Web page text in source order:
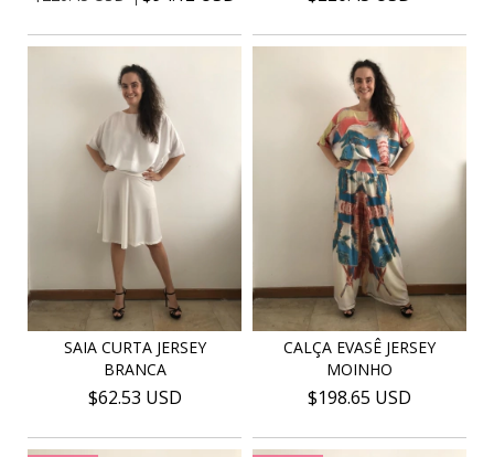
SAIA CURTA JERSEY
BRANCA
$62.53 USD
CALÇA EVASÊ JERSEY
MOINHO
$198.65 USD